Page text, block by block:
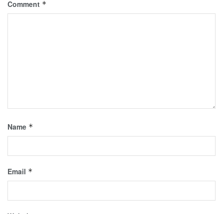
Comment *
Name *
Email *